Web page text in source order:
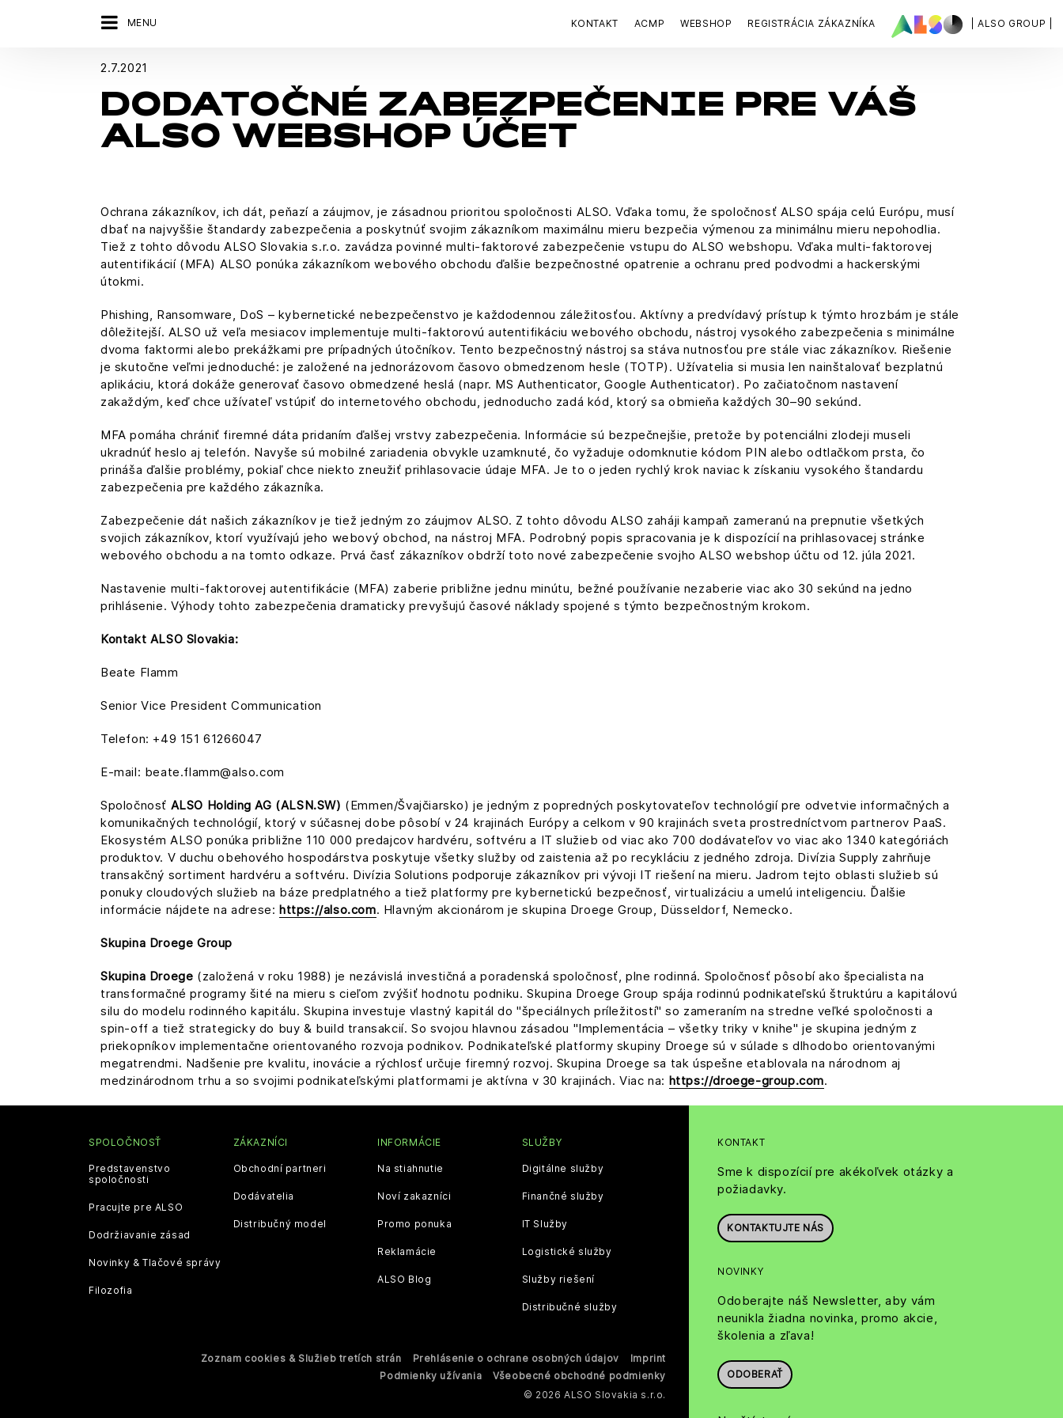
MENU | ALSO GROUP |
KONTAKT ACMP WEBSHOP REGISTRÁCIA ZÁKAZNÍKA
2.7.2021
DODATOČNÉ ZABEZPEČENIE PRE VÁŠ
ALSO WEBSHOP ÚČET
Ochrana zákazníkov, ich dát, peňazí a záujmov, je zásadnou prioritou spoločnosti ALSO. Vďaka tomu, že spoločnosť ALSO spája celú Európu, musí
dbať na najvyššie štandardy zabezpečenia a poskytnúť svojim zákazníkom maximálnu mieru bezpečia výmenou za minimálnu mieru nepohodlia.
Tiež z tohto dôvodu ALSO Slovakia s.r.o. zavádza povinné multi-faktorové zabezpečenie vstupu do ALSO webshopu. Vďaka multi-faktorovej
autentifikácií (MFA) ALSO ponúka zákazníkom webového obchodu ďalšie bezpečnostné opatrenie a ochranu pred podvodmi a hackerskými
útokmi.
Phishing, Ransomware, DoS – kybernetické nebezpečenstvo je každodennou záležitosťou. Aktívny a predvídavý prístup k týmto hrozbám je stále
dôležitejší. ALSO už veľa mesiacov implementuje multi-faktorovú autentifikáciu webového obchodu, nástroj vysokého zabezpečenia s minimálne
dvoma faktormi alebo prekážkami pre prípadných útočníkov. Tento bezpečnostný nástroj sa stáva nutnosťou pre stále viac zákazníkov. Riešenie
je skutočne veľmi jednoduché: je založené na jednorázovom časovo obmedzenom hesle (TOTP). Užívatelia si musia len nainštalovať bezplatnú
aplikáciu, ktorá dokáže generovať časovo obmedzené heslá (napr. MS Authenticator, Google Authenticator). Po začiatočnom nastavení
zakaždým, keď chce užívateľ vstúpiť do internetového obchodu, jednoducho zadá kód, ktorý sa obmieňa každých 30–90 sekúnd.
MFA pomáha chrániť firemné dáta pridaním ďalšej vrstvy zabezpečenia. Informácie sú bezpečnejšie, pretože by potenciálni zlodeji museli
ukradnúť heslo aj telefón. Navyše sú mobilné zariadenia obvykle uzamknuté, čo vyžaduje odomknutie kódom PIN alebo odtlačkom prsta, čo
prináša ďalšie problémy, pokiaľ chce niekto zneužiť prihlasovacie údaje MFA. Je to o jeden rychlý krok naviac k získaniu vysokého štandardu
zabezpečenia pre každého zákazníka.
Zabezpečenie dát našich zákazníkov je tiež jedným zo záujmov ALSO. Z tohto dôvodu ALSO zaháji kampaň zameranú na prepnutie všetkých
svojich zákazníkov, ktorí využívajú jeho webový obchod, na nástroj MFA. Podrobný popis spracovania je k dispozícií na prihlasovacej stránke
webového obchodu a na tomto odkaze. Prvá časť zákazníkov obdrží toto nové zabezpečenie svojho ALSO webshop účtu od 12. júla 2021.
Nastavenie multi-faktorovej autentifikácie (MFA) zaberie približne jednu minútu, bežné používanie nezaberie viac ako 30 sekúnd na jedno
prihlásenie. Výhody tohto zabezpečenia dramaticky prevyšujú časové náklady spojené s týmto bezpečnostným krokom.
Kontakt ALSO Slovakia:
Beate Flamm
Senior Vice President Communication
Telefon: +49 151 61266047
E-mail: beate.flamm@also.com
Spoločnosť ALSO Holding AG (ALSN.SW) (Emmen/Švajčiarsko) je jedným z popredných poskytovateľov technológií pre odvetvie informačných a
komunikačných technológií, ktorý v súčasnej dobe pôsobí v 24 krajinách Európy a celkom v 90 krajinách sveta prostredníctvom partnerov PaaS.
Ekosystém ALSO ponúka približne 110 000 predajcov hardvéru, softvéru a IT služieb od viac ako 700 dodávateľov vo viac ako 1340 kategóriách
produktov. V duchu obehového hospodárstva poskytuje všetky služby od zaistenia až po recykláciu z jedného zdroja. Divízia Supply zahrňuje
transakčný sortiment hardvéru a softvéru. Divízia Solutions podporuje zákazníkov pri vývoji IT riešení na mieru. Jadrom tejto oblasti služieb sú
ponuky cloudových služieb na báze predplatného a tiež platformy pre kybernetickú bezpečnosť, virtualizáciu a umelú inteligenciu. Ďalšie
informácie nájdete na adrese:https://also.com. Hlavným akcionárom je skupina Droege Group, Düsseldorf, Nemecko.
Skupina Droege Group
Skupina Droege (založená v roku 1988) je nezávislá investičná a poradenská spoločnosť, plne rodinná. Spoločnosť pôsobí ako špecialista na
transformačné programy šité na mieru s cieľom zvýšiť hodnotu podniku. Skupina Droege Group spája rodinnú podnikateľskú štruktúru a kapitálovú
silu do modelu rodinného kapitálu. Skupina investuje vlastný kapitál do "špeciálnych príležitostí" so zameraním na stredne veľké spoločnosti a
spin-off a tiež strategicky do buy & build transakcií. So svojou hlavnou zásadou "Implementácia – všetky triky v knihe" je skupina jedným z
priekopníkov implementačne orientovaného rozvoja podnikov. Podnikateľské platformy skupiny Droege sú v súlade s dlhodobo orientovanými
megatrendmi. Nadšenie pre kvalitu, inovácie a rýchlosť určuje firemný rozvoj. Skupina Droege sa tak úspešne etablovala na národnom aj
medzinárodnom trhu a so svojimi podnikateľskými platformami je aktívna v 30 krajinách. Viac na: https://droege-group.com.
KONTAKT
Sme k dispozícií pre akékoľvek otázky a
požiadavky.
KONTAKTUJTE NÁS
NOVINKY
Odoberajte náš Newsletter, aby vám
neunikla žiadna novinka, promo akcie,
školenia a zľava!
ODOBERAŤ
SPOLOČNOSŤ
Predstavenstvo
spoločnosti
Pracujte pre ALSO
Dodržiavanie zásad
Novinky & Tlačové správy
Filozofia
ZÁKAZNÍCI
Obchodní partneri
Dodávatelia
Distribučný model
INFORMÁCIE
Na stiahnutie
Noví zakazníci
Promo ponuka
Reklamácie
ALSO Blog
SLUŽBY
Digitálne služby
Finančné služby
IT Služby
Logistické služby
Služby riešení
Distribučné služby
Zoznam cookies & Služieb tretích strán Prehlásenie o ochrane osobných údajov
Imprint
Podmienky užívania
Všeobecné obchodné podmienky
© 2026 ALSO Slovakia s.r.o.